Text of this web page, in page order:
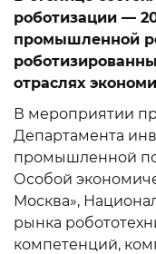
роботизации —
промышленной
отраслях
В мероприятии
Департамента
промышленной
Особой
Москва»,
рынка
компетенций,